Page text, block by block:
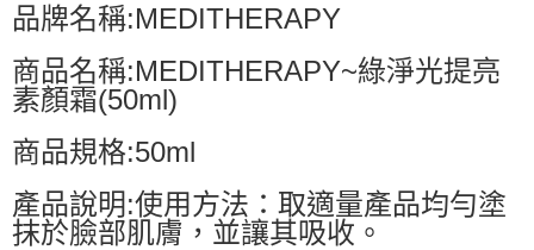
品牌名稱:MEDITHERAPY
商品名稱:MEDITHERAPY~綠淨光提亮
素顏霜(50ml)
商品規格:50ml
產品說明:使用方法：取適量產品均勻塗
抹於臉部肌膚，並讓其吸收。